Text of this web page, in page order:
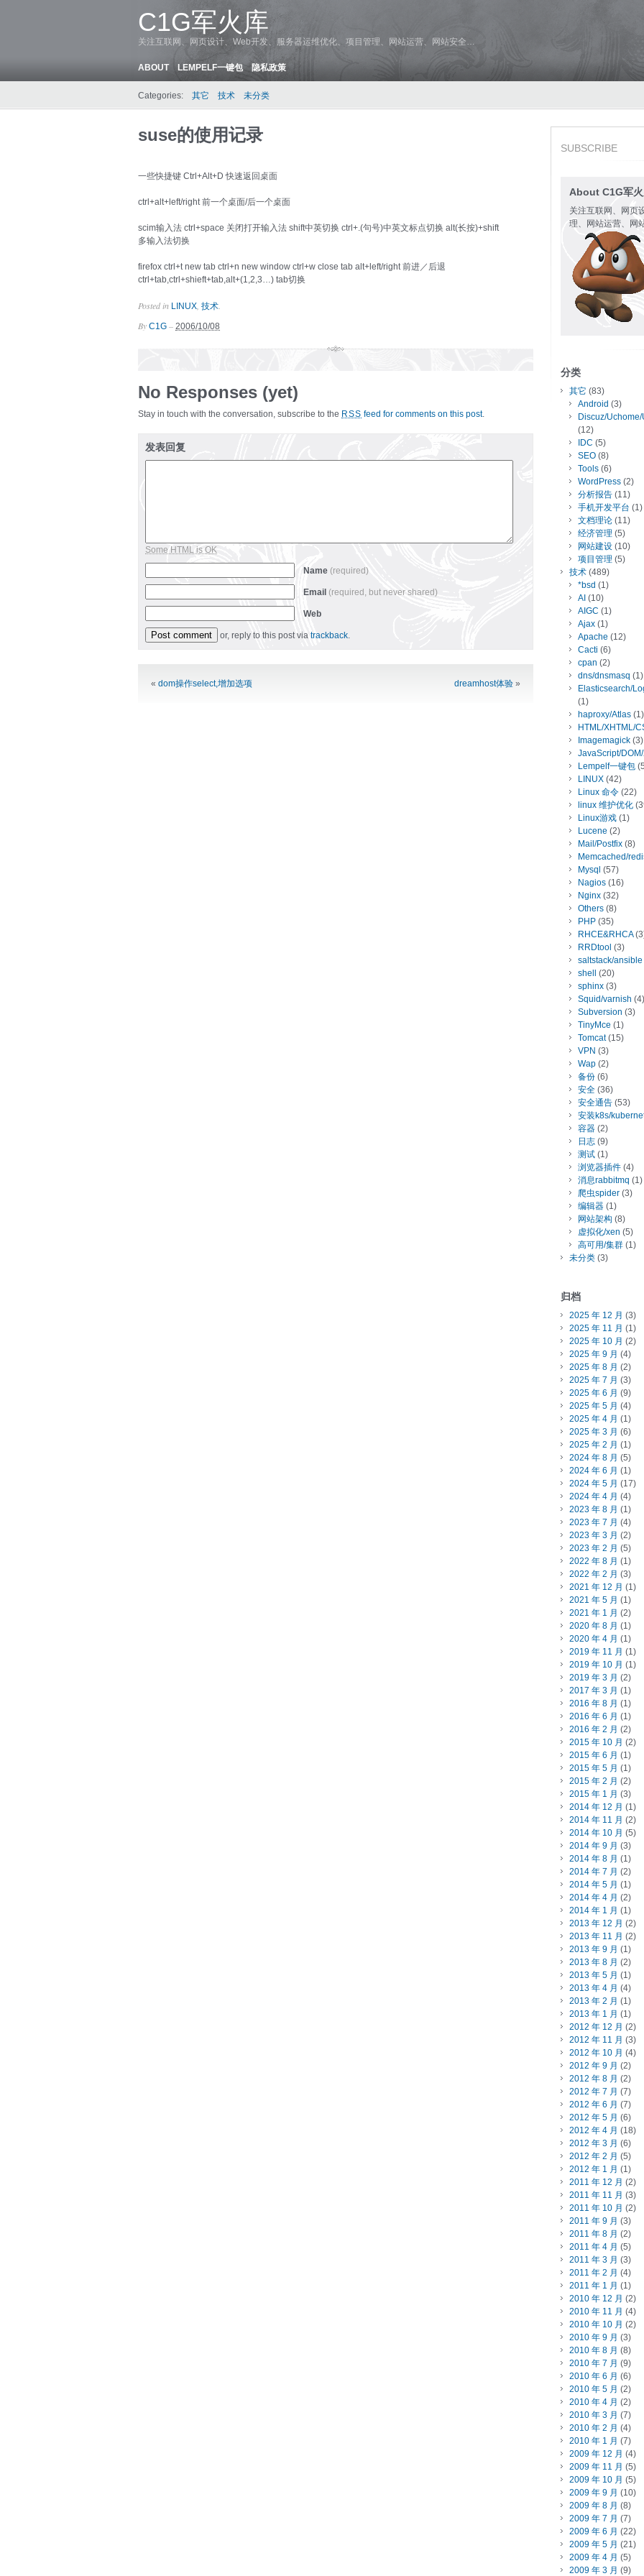
C1G军火库
关注互联网、网页设计、Web开发、服务器运维优化、项目管理、网站运营、网站安全…
ABOUT LEMPELF一键包 隐私政策
Categories: 其它 技术 未分类
suse的使用记录
一些快捷键 Ctrl+Alt+D 快速返回桌面
ctrl+alt+left/right 前一个桌面/后一个桌面
scim输入法 ctrl+space 关闭打开输入法 shift中英切换 ctrl+.(句号)中英文标点切换 alt(长按)+shift
多输入法切换
firefox ctrl+t new tab ctrl+n new window ctrl+w close tab alt+left/right 前进／后退
ctrl+tab,ctrl+shieft+tab,alt+(1,2,3…) tab切换
Posted in LINUX 技术
By C1G – 2006/10/08
No Responses (yet)
Stay in touch with the conversation, subscribe to the RSS feed for comments on this post.
发表回复
Some HTML is OK
Name (required)
Email (required, but never shared)
Web
or, reply to this post via trackback.
« dom操作select,增加选项 dreamhost体验 »
SUBSCRIBE
About C1G军
关注互联网、网页
理、网站运营、网
分类
其它 (83)
Android (3)
Discuz/
(12)
IDC (5)
SEO (8)
Tools (6)
WordPress (2)
分析报告 (11)
手机开发平台 (1)
文档理论 (11)
经济管理 (5)
网站建设 (10)
项目管理 (5)
技术 (489)
*bsd (1)
AI (10)
AIGC (1)
Ajax (1)
Apache (12)
Cacti (6)
cpan (2)
dns/dnsmasq (1)
Elasticsearch/
(1)
haproxy/Atlas (1)
HTML/XHTML/
Imagemagick (3)
JavaScript/
Lempelf一键包
LINUX (42)
Linux 命令 (22)
linux 维护优化
Linux游戏 (1)
Lucene (2)
Mail/Postfix (8)
Memcached/
Mysql (57)
Nagios (16)
Nginx (32)
Others (8)
PHP (35)
RHCE&RHCA
RRDtool (3)
saltstack/ansible
shell
(20)
sphinx (3)
Squid/varnish (4)
Subversion (3)
TinyMce (1)
Tomcat(15)
VPN (3)
Wap (2)
备份 (6)
安全 (36)
安全通告 (53)
安装k8s/
容器 (2)
日志 (9)
测试 (1)
浏览器插件 (4)
消息rabbitmq (1)
爬虫spider (3)
编辑器 (1)
网站架构 (8)
虚拟化/xen (5)
高可用/集群 (1)
未分类 (3)
归档
2025 年 12 月 (3)
2025 年 11 月 (1)
2025 年 10 月 (2)
2025 年 9 月 (4)
2025 年 8 月 (2)
2025 年 7 月 (3)
2025 年 6 月 (9)
2025 年 5 月 (4)
2025 年 4 月 (1)
2025 年 3 月 (6)
2025 年 2 月 (1)
2024 年 8 月 (5)
2024 年 6 月 (1)
2024 年 5 月 (17)
2024 年 4 月 (4)
2023 年 8 月 (1)
2023 年 7 月 (4)
2023 年 3 月 (2)
2023 年 2 月 (5)
2022 年 8 月 (1)
2022 年 2 月 (3)
2021 年 12 月 (1)
2021 年 5 月 (1)
2021 年 1 月 (2)
2020 年 8 月 (1)
2020 年 4 月 (1)
2019 年 11 月 (1)
2019 年 10 月 (1)
2019 年 3 月 (2)
2017 年 3 月 (1)
2016 年 8 月 (1)
2016 年 6 月 (1)
2016 年 2 月 (2)
2015 年 10 月 (2)
2015 年 6 月 (1)
2015 年 5 月 (1)
2015 年 2 月 (2)
2015 年 1 月 (3)
2014 年 12 月 (1)
2014 年 11 月 (2)
2014 年 10 月 (5)
2014 年 9 月 (3)
2014 年 8 月 (1)
2014 年 7 月 (2)
2014 年 5 月 (1)
2014 年 4 月 (2)
2014 年 1 月 (1)
2013 年 12 月 (2)
2013 年 11 月 (2)
2013 年 9 月 (1)
2013 年 8 月 (2)
2013 年 5 月 (1)
2013 年 4 月 (4)
2013 年 2 月 (1)
2013 年 1 月 (1)
2012 年 12 月 (2)
2012 年 11 月 (3)
2012 年 10 月 (4)
2012 年 9 月 (2)
2012 年 8 月 (2)
2012 年 7 月 (7)
2012 年 6 月 (7)
2012 年 5 月 (6)
2012 年 4 月 (18)
2012 年 3 月 (6)
2012 年 2 月 (5)
2012 年 1 月 (1)
2011 年 12 月 (2)
2011 年 11 月 (3)
2011 年 10 月 (2)
2011 年 9 月 (3)
2011 年 8 月 (2)
2011 年 4 月 (5)
2011 年 3 月 (3)
2011 年 2 月 (4)
2011 年 1 月 (1)
2010 年 12 月 (2)
2010 年 11 月 (4)
2010 年 10 月 (2)
2010 年 9 月 (3)
2010 年 8 月 (8)
2010 年 7 月 (9)
2010 年 6 月 (6)
2010 年 5 月 (2)
2010 年 4 月 (2)
2010 年 3 月 (7)
2010 年 2 月 (4)
2010 年 1 月 (7)
2009 年 12 月 (4)
2009 年 11 月 (5)
2009 年 10 月 (5)
2009 年 9 月 (10)
2009 年 8 月 (8)
2009 年 7 月 (7)
2009 年 6 月 (22)
2009 年 5 月 (21)
2009 年 4 月 (5)
2009 年 3 月 (9)